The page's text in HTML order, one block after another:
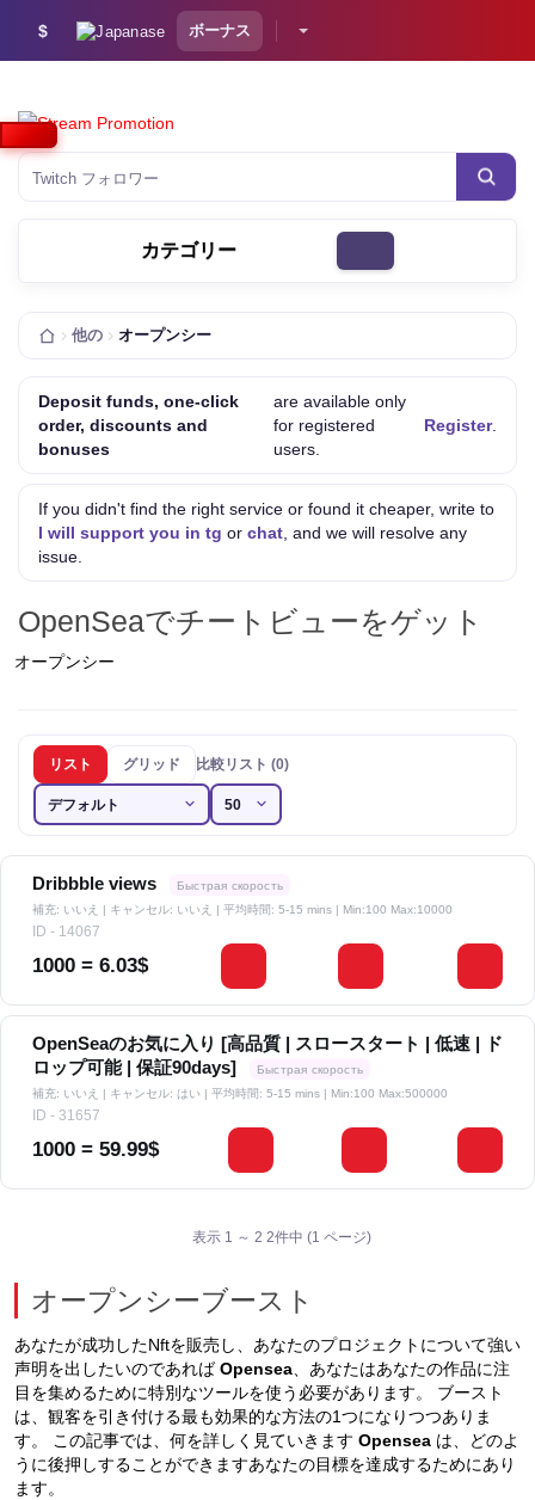
$ ボーナス
Twitch フォロワー
カテゴリー
他の オープンシー
Deposit funds, one-click
order, discounts and
bonuses
are available only
for registered
users.
Register.
If you didn't find the right service or found it cheaper, write to
I will support you in tg or chat , and we will resolve any
issue.
OpenSeaでチートビューをゲット
オープンシー
リスト グリッド 比較リスト (0)
Dribbble views
Быстрая скорость
補充: いいえ | キャンセル: いいえ | 平均時間: 5-15 mins | Min:100 Max:10000
ID - 14067
1000 = 6.03$
OpenSeaのお気に入り [高品質 | スロースタート | 低速 | ド
ロップ可能 | 保証90days]
Быстрая скорость
補充: いいえ | キャンセル: はい | 平均時間: 5-15 mins | Min:100 Max:500000
ID - 31657
1000 = 59.99$
表示 1 ～ 2 2件中 (1 ページ)
オープンシーブースト
あなたが成功したNftを販売し、あなたのプロジェクトについて強い
声明を出したいのであればOpensea、あなたはあなたの作品に注
目を集めるために特別なツールを使う必要があります。 ブースト
は、観客を引き付ける最も効果的な方法の1つになりつつありま
す。 この記事では、何を詳しく見ていきます Opensea は、どのよ
うに後押しすることができますあなたの目標を達成するためにあり
ます。